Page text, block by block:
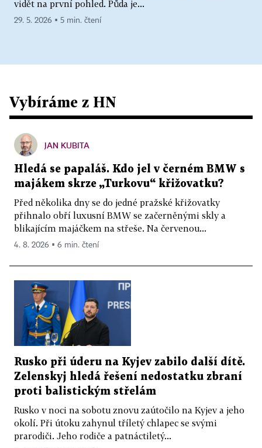
vidět na první pohled. Půda je...
29. 5. 2026 ▪ 5 min. čtení
Vybíráme z HN
JAN KUBITA
Hledá se papaláš. Kdo jel v černém BMW s
majákem skrze „Turkovu“ křižovatku?
Před několika dny se do jedné pražské křižovatky
přihnalo obří luxusní BMW se začerněnými skly a
blikajícím majáčkem na střeše. Na červenou...
4. 8. 2026 ▪ 6 min. čtení
Rusko při úderu na Kyjev zabilo další dítě.
Zelenskyj hledá řešení nedostatku zbraní
proti balistickým střelám
Rusko v noci na sobotu znovu zaútočilo na Kyjev a jeho
okolí. Při útoku zahynul tříletý chlapec se svými
prarodiči. Jeho rodiče a patnáctiletý...